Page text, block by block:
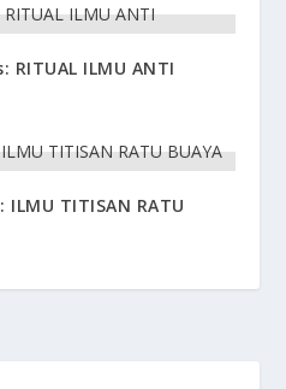
RITUAL ILMU ANTI
TITISAN RATU